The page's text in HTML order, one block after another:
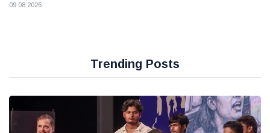
09 08 2026
Trending Posts